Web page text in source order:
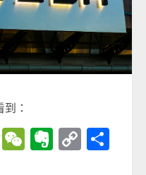
：
Threads
WeChat
Evernote
Copy
Link